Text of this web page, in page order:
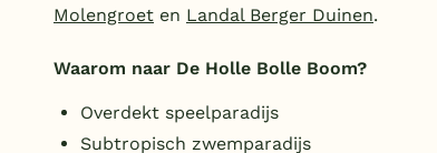
Molengroet en Landal Berger Duinen.
Waarom naar De Holle Bolle Boom?
Overdekt speelparadijs
Subtropisch zwemparadijs